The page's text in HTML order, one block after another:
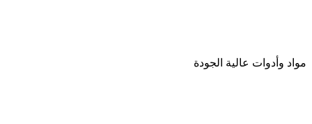
مواد وأدوات عالية الجودة